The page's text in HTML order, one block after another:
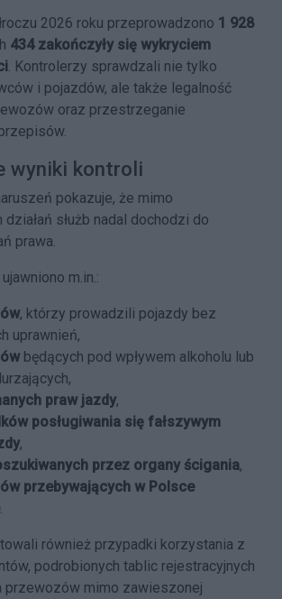
2026 roku przeprowadzono 1 928
434 zakończyły się wykryciem
. Kontrolerzy sprawdzali nie tylko
i pojazdów, ale także legalność
oraz przestrzeganie
wyniki kontroli
pokazuje, że mimo
służb nadal dochodzi do
prawa.
m.in.:
, którzy prowadzili pojazdy bez
uprawnień,
będących pod wpływem alkoholu lub
praw jazdy,
posługiwania się fałszywym
,
przez organy ścigania,
przebywających w Polsce
.
również przypadki korzystania z
podrobionych tablic rejestracyjnych
przewozów mimo zawieszonej